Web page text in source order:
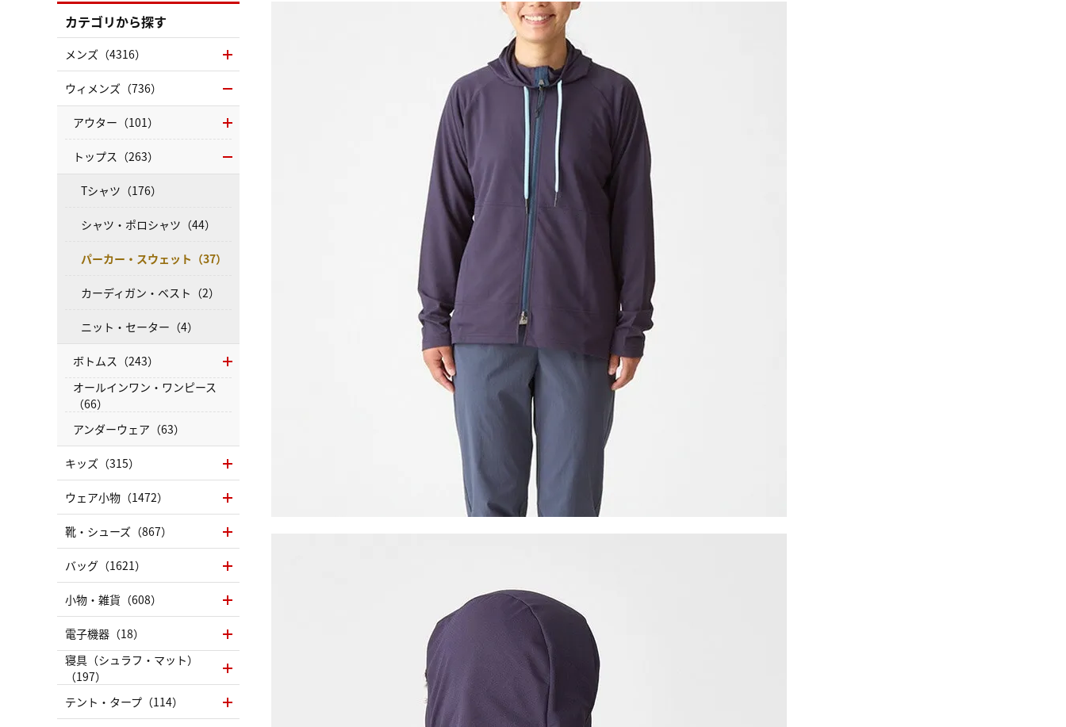
カテゴリから探す
メンズ（4316）
ウィメンズ（736）
アウター（101）
トップス（263）
Tシャツ（176）
シャツ・ポロシャツ（44）
パーカー・スウェット（37）
カーディガン・ベスト（2）
ニット・セーター（4）
ボトムス（243）
オールインワン・ワンピース
（66）
アンダーウェア（63）
キッズ（315）
ウェア小物（1472）
靴・シューズ（867）
バッグ（1621）
小物・雑貨（608）
電子機器（18）
寝具（シュラフ・マット）
（197）
テント・タープ（114）